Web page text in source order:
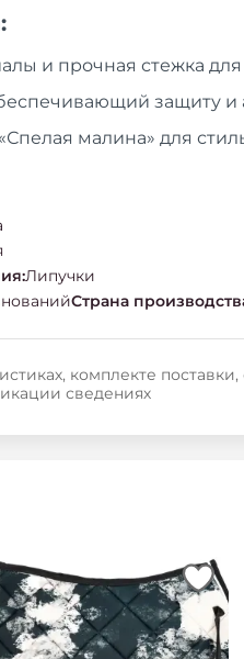
и прочная стежка
защиту
малина» для
:Липучки
Страна
комплекте
сведениях